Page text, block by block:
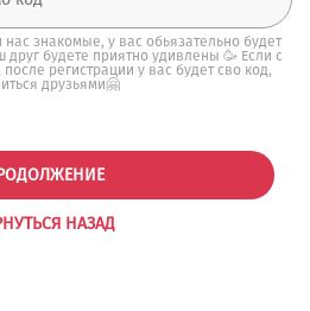
знакомые, у вас обьязательно будет
будете приятно удивлены 🥳 Если с
регистрации у вас будет сво код,
друзьями🤗
НАЗАД